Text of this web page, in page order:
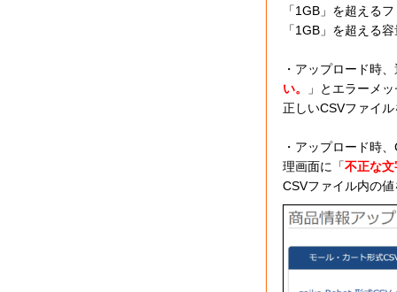
「1GB」を超える
「1GB」を超える
・アップロード時
い。
」とエラーメ
正しいCSVファイ
・アップロード時
理画面に「不正な
CSVファイル内の